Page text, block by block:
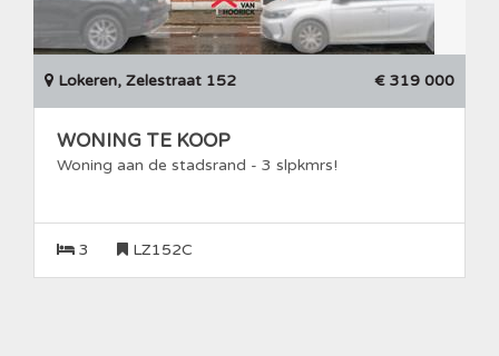
Lokeren, Zelestraat 152 € 319 000
WONING TE KOOP
Woning aan de stadsrand - 3 slpkmrs!
3 LZ152C